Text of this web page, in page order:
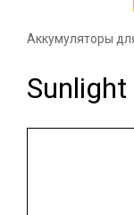
Аккумуляторы